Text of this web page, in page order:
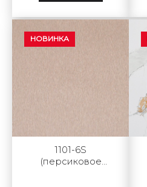
НОВИНКА
1101-6S
(персиковое